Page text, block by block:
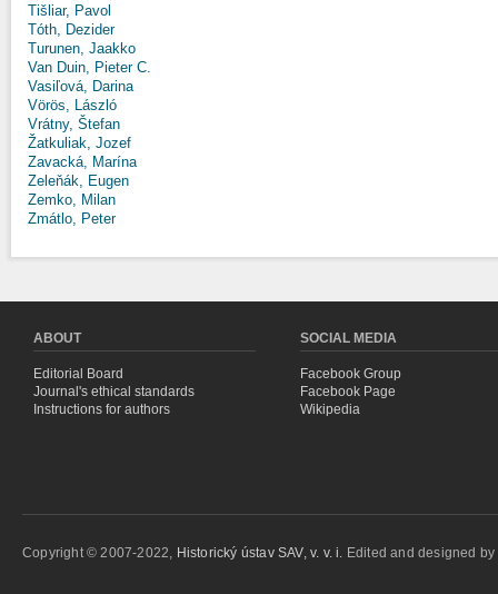
Tišliar, Pavol
Tóth, Dezider
Turunen, Jaakko
Van Duin, Pieter C.
Vasiľová, Darina
Vörös, László
Vrátny, Štefan
Žatkuliak, Jozef
Zavacká, Marína
Zeleňák, Eugen
Zemko, Milan
Zmátlo, Peter
ABOUT
Editorial Board
Journal's ethical standards
Instructions for authors
SOCIAL MEDIA
Facebook Group
Facebook Page
Wikipedia
Copyright © 2007-2022, Historický ústav SAV, v. v. i. Edited and designed by